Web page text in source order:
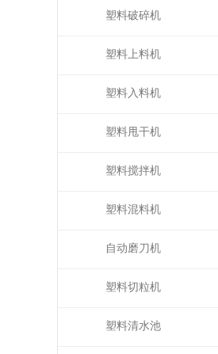
塑料破碎机
塑料上料机
塑料入料机
塑料甩干机
塑料搅拌机
塑料混料机
自动磨刀机
塑料切粒机
塑料清水池